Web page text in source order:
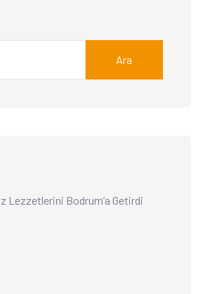
Ara
Lezzetlerini Bodrum’a Getirdi